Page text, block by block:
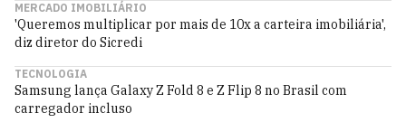
MERCADO IMOBILIÁRIO
'Queremos multiplicar por mais de 10x a carteira imobiliária',
diz diretor do Sicredi
TECNOLOGIA
Samsung lança Galaxy Z Fold 8 e Z Flip 8 no Brasil com
carregador incluso